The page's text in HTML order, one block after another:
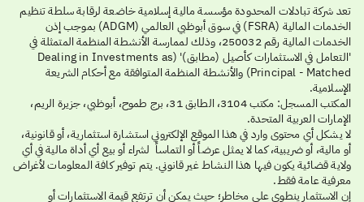
تعد شركة تبادلات المحدودة مؤسسة مالية إسلامية خاضعة لرقابة سلطة تنظيم
الخدمات المالية (FSRA) في سوق أبوظبي العالمي (ADGM) بموجب إذن
الخدمات المالية رقم 250032، وذلك لممارسة الأنشطة المنظمة المتمثلة في
'التعامل في الاستثمارات كأصيل (مطابق)' (Dealing in Investments as
Principal - Matched) والأنشطة المنظمة المتوافقة مع أحكام الشريعة
الإسلامية.
المكتب المسجل: مكتب 3104، الطابق 31، برج طموح، أبوظبي، جزيرة الريم،
الإمارات العربية المتحدة.
لا يشكل أي محتوى وارد في هذا الموقع الإلكتروني استشارة استثمارية، أو قانونية،
أو مالية، أو ضريبية، كما لا يمثل عرضاً أو التماساً لشراء أو بيع أي أداة مالية في أي
ولاية قضائية يكون فيها هذا النشاط غير قانوني. يتم توفير كافة المعلومات لأغراض
معرفية عامة فقط.
إن الاستثمار ينطوي على مخاطر؛ حيث يمكن أن ترتفع قيمة الاستثمارات أو